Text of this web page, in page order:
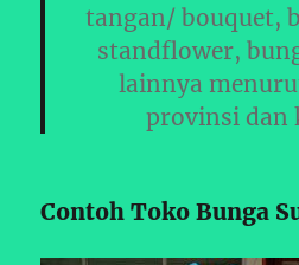
tangan/ bouquet,
standflower,
lainnya
provinsi dan
Contoh Toko Bunga